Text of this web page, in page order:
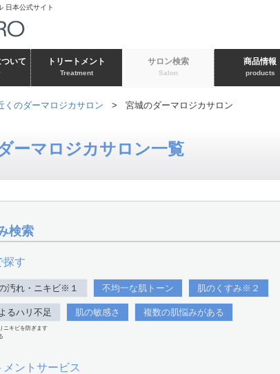
日本公式サイト
いて トリートメント
Treatment
サロン検索
Salon
商品情報
products
くのダーマロジカサロン > 宮城のダーマロジカサロン
ーマロジカサロン一覧
検索
探す
汚れ・ニキビ※１ 不均一な肌トーン 肌のくすみ※２
るハリ不足 肌の敏感さ 複数の肌悩みがある
ニキビを防ぎます
メントサービス